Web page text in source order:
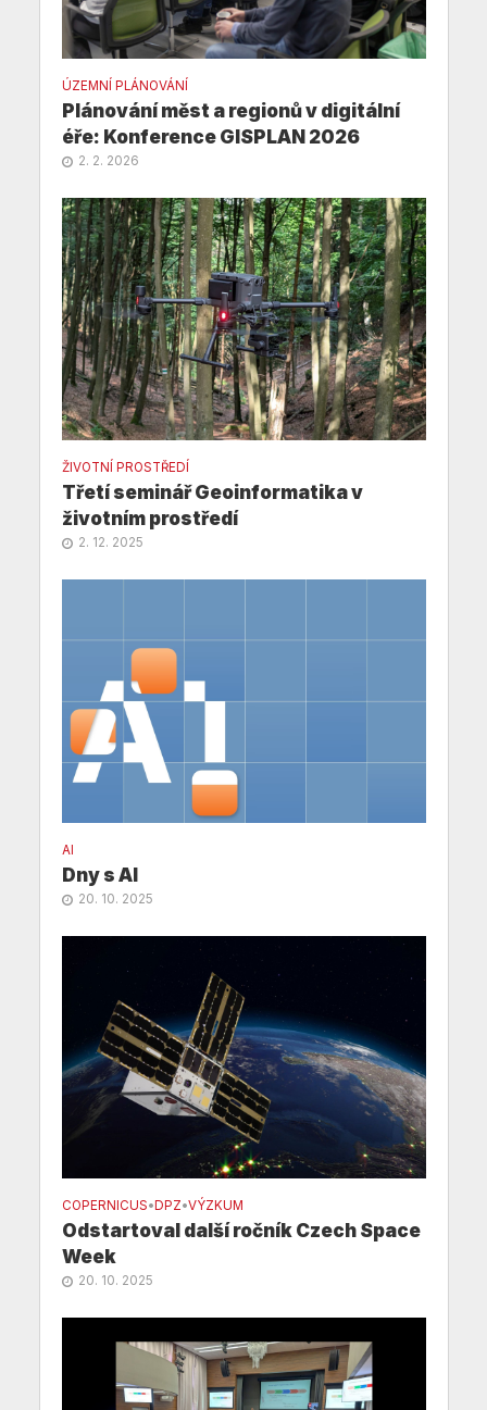
ÚZEMNÍ PLÁNOVÁNÍ
Plánování měst a regionů v digitální
éře: Konference GISPLAN 2026
2. 2. 2026
ŽIVOTNÍ PROSTŘEDÍ
Třetí seminář Geoinformatika v
životním prostředí
2. 12. 2025
AI
Dny s AI
20. 10. 2025
COPERNICUS• DPZ•VÝZKUM
Odstartoval další ročník Czech Space
Week
20. 10. 2025